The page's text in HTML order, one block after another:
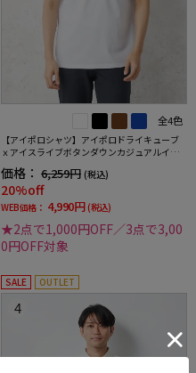
全4色
【アイポロシャツ】アイポロドライキューブ
ｘアイスライブボタンダウンカジュアルイン
夏
価格： 6,259円 (税込)
20%off
WEB価格： 4,990円 (税込)
★2点で1,000円OFF／3点で3,00
0円OFF対象
SALE OUTLET
4